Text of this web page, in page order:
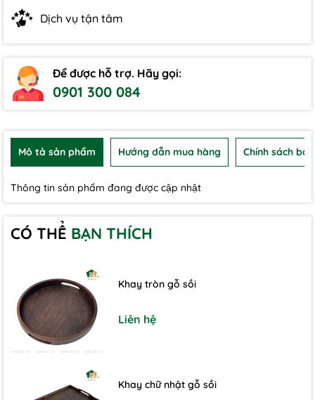
Dịch vụ tận tâm
Để được hỗ trợ. Hãy gọi:
0901 300 084
Mô tả sản phẩm Hướng dẫn mua hàng Chính sách
Thông tin sản phẩm đang được cập nhật
CÓ THỂ BẠN THÍCH
Khay tròn gỗ sồi
Liên hệ
Khay chữ nhật gỗ sồi